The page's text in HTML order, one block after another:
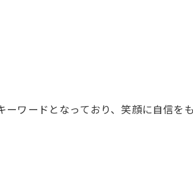
ワードとなっており、笑顔に自信を